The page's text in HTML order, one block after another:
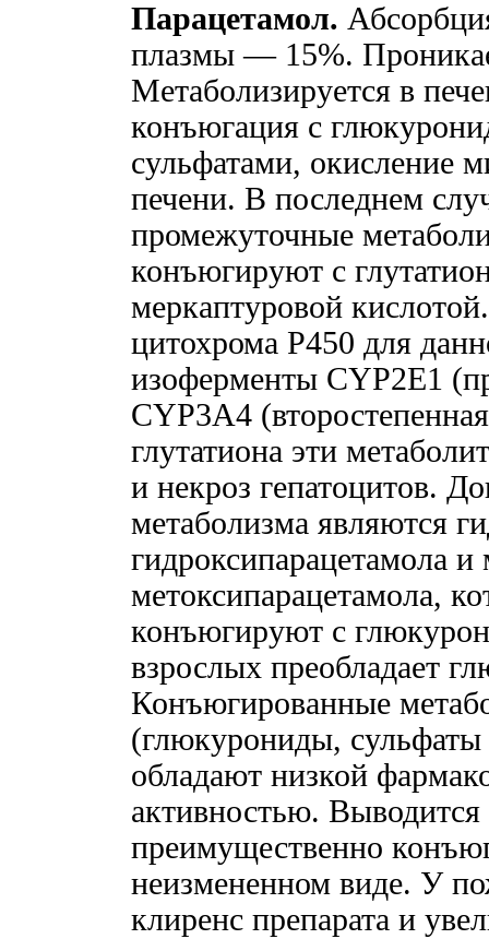
Парацетамол.
плазмы — 15%.
Метаболизируется в
конъюгация с
сульфатами, окисление
печени. В последнем
промежуточные
конъюгируют с
меркаптуровой
цитохрома Р450 для
изоферменты CYP2E1
CYP3A4
глутатиона эти
и некроз гепатоцитов.
метаболизма являются
гидроксипарацетамола
метоксипарацетамола,
конъюгируют с
взрослых преобладает
Конъюгированные
(глюкурониды,
обладают низкой
активностью.
преимущественно
неизмененном виде. У
клиренс препарата и